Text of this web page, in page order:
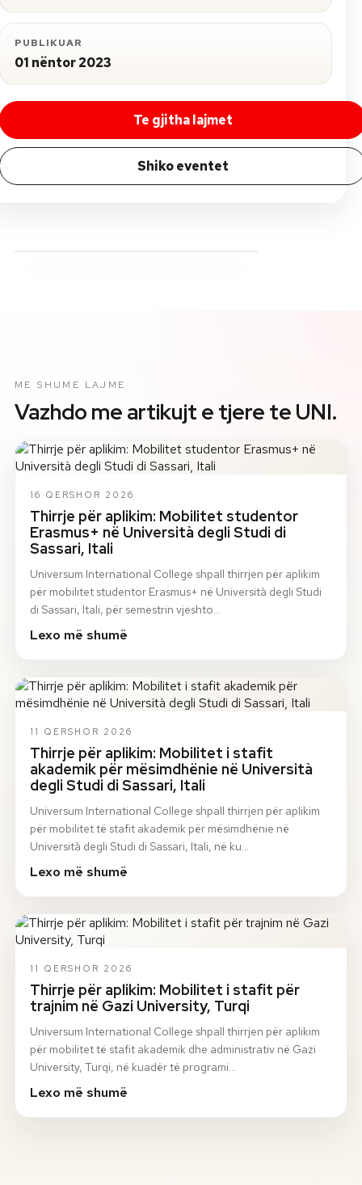
PUBLIKUAR
01 nëntor 2023
Te gjitha lajmet
Shiko eventet
ME SHUME LAJME
Vazhdo me artikujt e tjere te UNI.
16 QERSHOR 2026
Thirrje për aplikim: Mobilitet studentor
Erasmus+ në Università degli Studi di
Sassari, Itali
Universum International College shpall thirrjen për aplikim
për mobilitet studentor Erasmus+ në Università degli Studi
di Sassari, Itali, për semestrin vjeshto…
Lexo më shumë
11 QERSHOR 2026
Thirrje për aplikim: Mobilitet i stafit
akademik për mësimdhënie në Università
degli Studi di Sassari, Itali
Universum International College shpall thirrjen për aplikim
për mobilitet të stafit akademik për mësimdhënie në
Università degli Studi di Sassari, Itali, në ku…
Lexo më shumë
11 QERSHOR 2026
Thirrje për aplikim: Mobilitet i stafit për
trajnim në Gazi University, Turqi
Universum International College shpall thirrjen për aplikim
për mobilitet të stafit akademik dhe administrativ në Gazi
University, Turqi, në kuadër të programi…
Lexo më shumë